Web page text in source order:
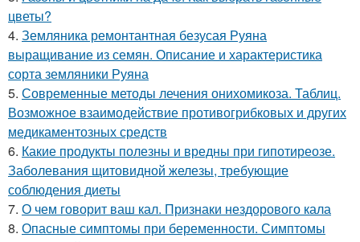
цветы?
4. Земляника ремонтантная безусая Руяна
выращивание из семян. Описание и характеристика
сорта земляники Руяна
5. Современные методы лечения онихомикоза. Таблиц.
Возможное взаимодействие противогрибковых и других
медикаментозных средств
6. Какие продукты полезны и вредны при гипотиреозе.
Заболевания щитовидной железы, требующие
соблюдения диеты
7. О чем говорит ваш кал. Признаки нездорового кала
8. Опасные симптомы при беременности. Симптомы